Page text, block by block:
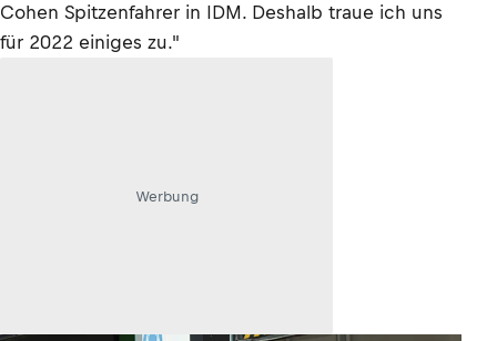
Cohen Spitzenfahrer in IDM. Deshalb traue ich uns
für 2022 einiges zu."
Werbung